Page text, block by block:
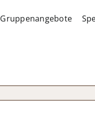
Gruppenangebote